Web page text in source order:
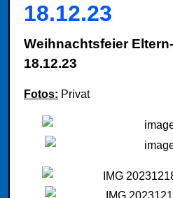
18.12.23
Weihnachtsfeier
18.12.23
Fotos: Privat